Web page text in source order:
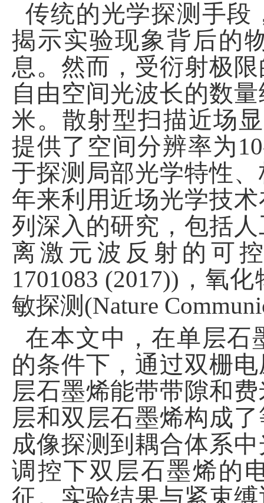
传统的光学探测手段
揭示实验现象背后的
息。然而，受衍射极
自由空间光波长的数
米。散射型扫描近场
提供了空间分辨率为
于探测局部光学特性
年来利用近场光学技
列深入的研究，包括
离激元波反射的可
1701083 (2017)) ，氧
敏探测 (Nature
在本文中，在单层石
的条件下，通过双栅
层石墨烯能带带隙和
层和双层石墨烯构成
成像探测到耦合体系
调控下双层石墨烯的
征。实验结果与紧束